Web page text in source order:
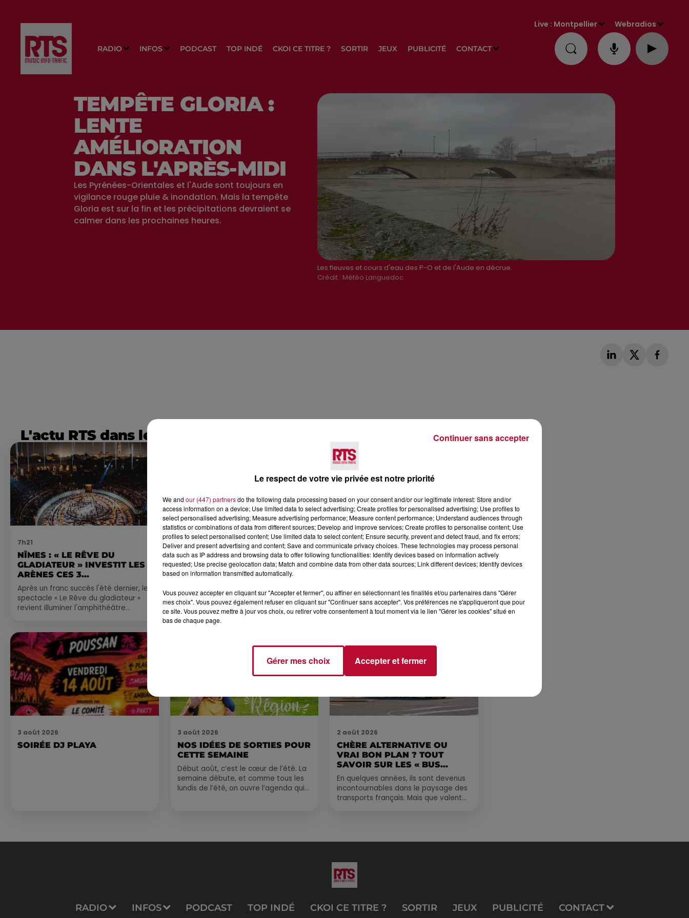
RADIO INFOS PODCAST TOP INDÉ CKOI CE TITRE ? SORTIR JEUX PUBLICITÉ CONTACT
Live : Montpellier Webradios
Les fleuves et cours d'eau des P-O et de l'Aude en décrue.
Crédit : Météo Languedoc
TEMPÊTE GLORIA :
LENTE
AMÉLIORATION
DANS L'APRÈS-MIDI
Les Pyrénées-Orientales et l'Aude sont toujours en
vigilance rouge pluie & inondation. Mais la tempête
Gloria est sur la fin et les précipitations devraient se
calmer dans les prochaines heures.
L'actu RTS dans le Sud Voir plus
7h21
NÎMES : « LE RÊVE DU
GLADIATEUR » INVESTIT LES
ARÈNES CES 3...
Après un franc succès l'été dernier, le
spectacle « Le Rêve du gladiateur »
revient illuminer l'amphithéâtre
4 août 2026
FÊTE DE LA POLYNÉSIE À
VILLEVEYRAC
4 août 2026
HÉRAULT, PYRÉNÉES-
ORIENTALES : TROIS SPOTS
lourdes ni de diplômes complexes
pour observer la vie sous-marine. Cet
3 août 2026
SOIRÉE DJ PLAYA
3 août 2026
NOS IDÉES DE SORTIES POUR
CETTE SEMAINE
Début août, c’est le cœur de l’été. La
semaine débute, et comme tous les
lundis de l’été, on ouvre l’agenda qui
2 août 2026
CHÈRE ALTERNATIVE OU
VRAI BON PLAN ? TOUT
SAVOIR SUR LES « BUS...
En quelques années, ils sont devenus
incontournables dans le paysage des
transports français. Mais que valent
RADIO INFOS PODCAST TOP INDÉ CKOI CE TITRE ? SORTIR JEUX PUBLICITÉ CONTACT
Le respect de votre vie privée est notre priorité
We and our (447) partnersdo the following data processing based on your consent and/or our legitimate interest: Store and/or
access information on a device; Use limited data to select advertising; Create profiles for personalised advertising; Use profiles to
select personalised advertising; Measure advertising performance; Measure content performance; Understand audiences through
statistics or combinations of data from different sources; Develop and improve services; Create profiles to personalise content; Use
profiles to select personalised content; Use limited data to select content; Ensure security, prevent and detect fraud, and fix errors;
Deliver and present advertising and content; Save and communicate privacy choices. These technologies may process personal
data such as IP address and browsing data to offer following functionalities: Identify devices based on information actively
requested; Use precise geolocation data; Match and combine data from other data sources; Link different devices; Identify devices
based on information transmitted automatically.
Vous pouvez accepter en cliquant sur "Accepter et fermer", ou affiner en sélectionnant les finalités et/ou partenaires dans "Gérer
mes choix". Vous pouvez également refuser en cliquant sur "Continuer sans accepter". Vos préférences ne s'appliqueront que pour
ce site. Vous pouvez mettre à jour vos choix, ou retirer votre consentement à tout moment via le lien "Gérer les cookies" situé en
bas de chaque page.
Gérer mes choix Accepter et fermer
Continuer sans accepter